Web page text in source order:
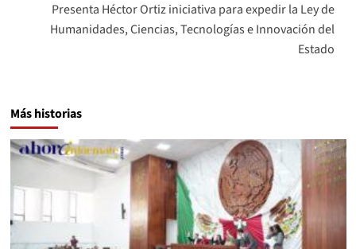
Presenta Héctor Ortiz iniciativa para expedir la Ley de
Humanidades, Ciencias, Tecnologías e Innovación del
Estado
Más historias